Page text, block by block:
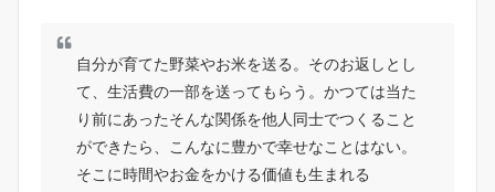
自分が育てた野菜やお米を送る。そのお返しとし
て、生活費の一部を送ってもらう。かつては当た
り前にあったそんな関係を他人同士でつくること
ができたら、こんなに豊かで幸せなことはない。
そこに時間やお金をかける価値も生まれる